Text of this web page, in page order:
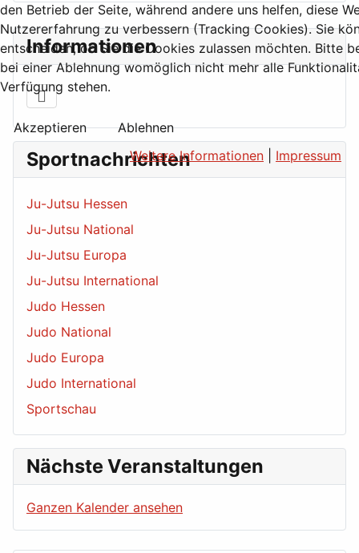
Informationen
Sportnachrichten
Ju-Jutsu Hessen
Ju-Jutsu National
Ju-Jutsu Europa
Ju-Jutsu International
Judo Hessen
Judo National
Judo Europa
Judo International
Sportschau
Nächste Veranstaltungen
Ganzen Kalender ansehen
den Betrieb der Seite, während andere uns helfen, diese
Nutzererfahrung zu verbessern (Tracking Cookies). Sie
entscheiden, ob Sie die Cookies zulassen möchten. Bitte
bei einer Ablehnung womöglich nicht mehr alle
Verfügung stehen.
Akzeptieren
Ablehnen
Weitere Informationen
Impressum